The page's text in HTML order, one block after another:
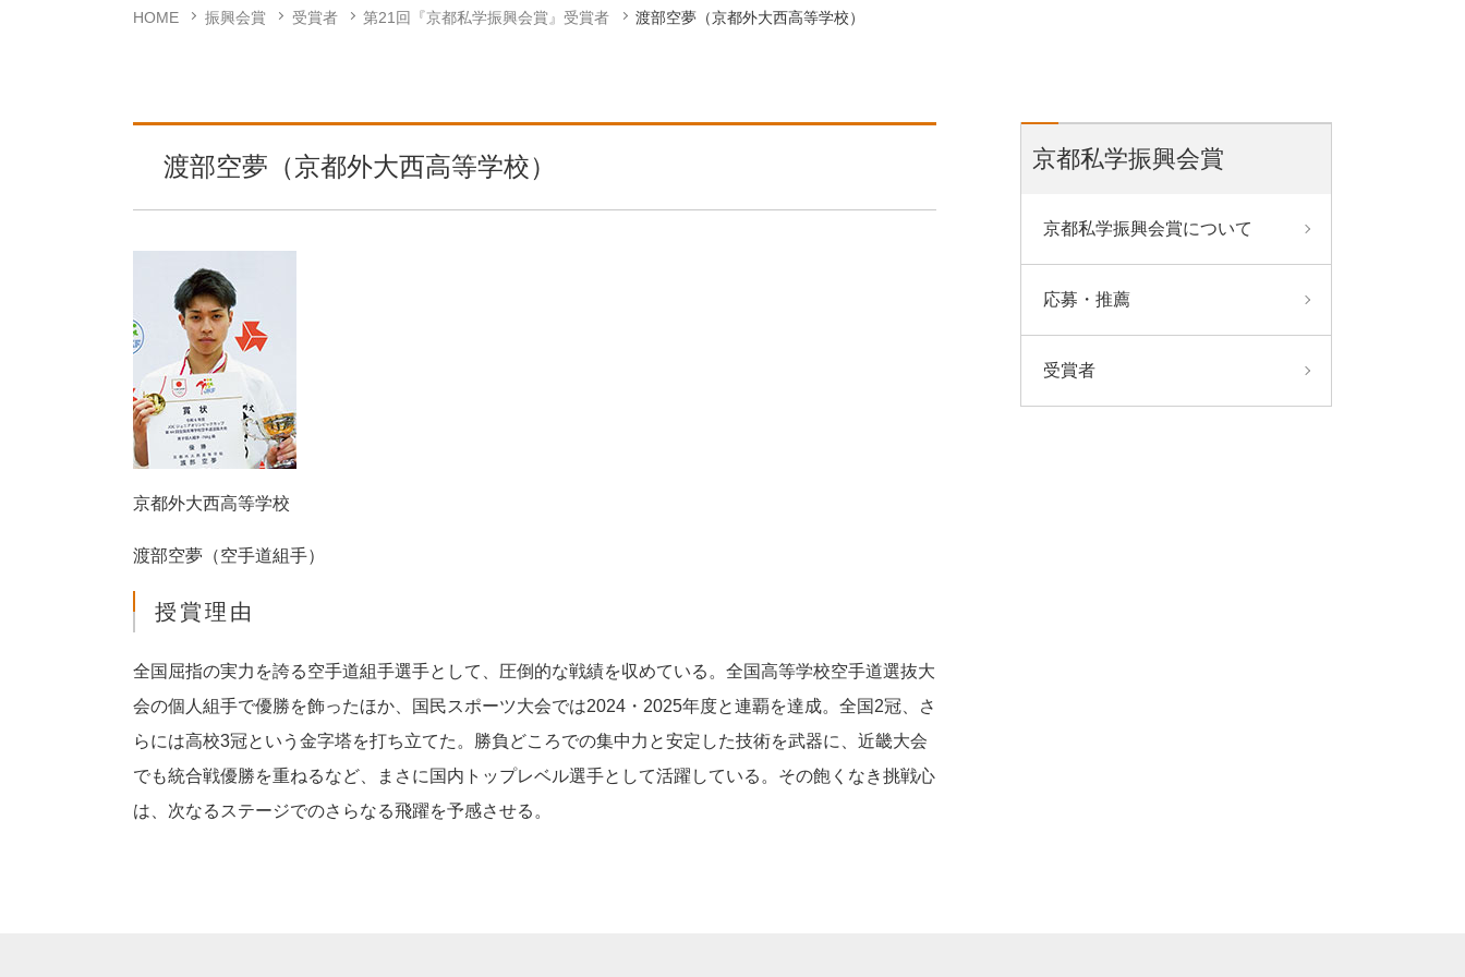
HOME 振興会賞 受賞者 第21回『京都私学振興会賞』受賞者 渡部空夢（京都外大西高等学校）
渡部空夢（京都外大西高等学校）
京都外大西高等学校
渡部空夢（空手道組手）
授賞理由
全国屈指の実力を誇る空手道組手選手として、圧倒的な戦績を収めている。全国高等学校空手道選抜大
会の個人組手で優勝を飾ったほか、国民スポーツ大会では2024・2025年度と連覇を達成。全国2冠、さ
らには高校3冠という金字塔を打ち立てた。勝負どころでの集中力と安定した技術を武器に、近畿大会
でも統合戦優勝を重ねるなど、まさに国内トップレベル選手として活躍している。その飽くなき挑戦心
は、次なるステージでのさらなる飛躍を予感させる。
京都私学振興会賞
京都私学振興会賞について
応募・推薦
受賞者